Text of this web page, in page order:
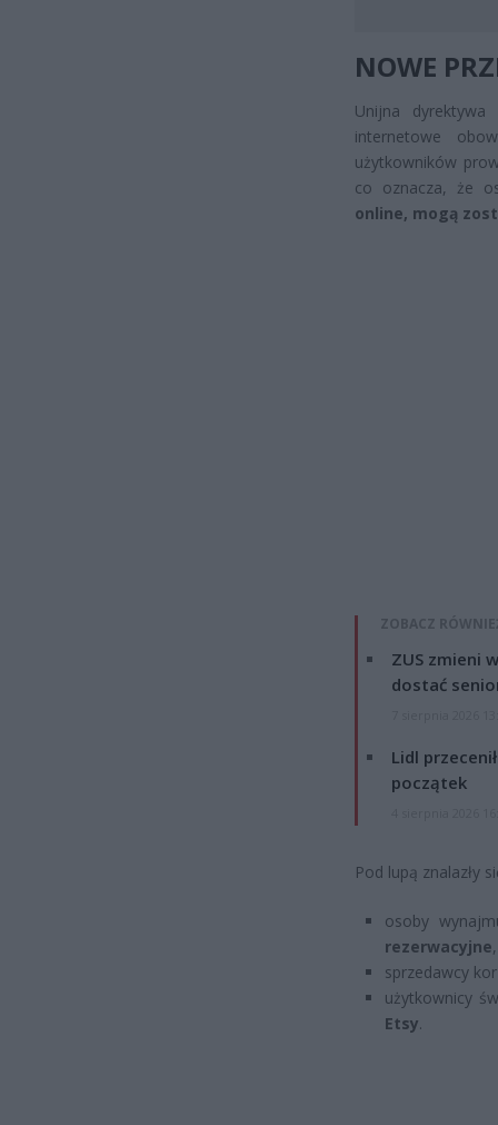
NOWE
Unijna dyrektywa
internetowe
użytkowników
co oznacza, że
online, mogą
ZOBACZ
ZUS zmieni
dostać
Lidl
początek
Pod lupą znalazły
osoby
rezerwacyjne,
sprzedawcy
użytkownicy
Etsy.